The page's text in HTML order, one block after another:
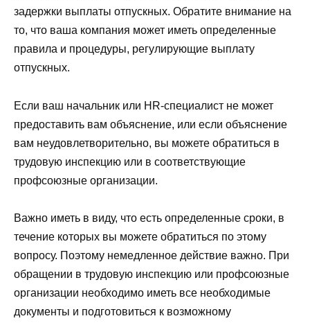
задержки выплаты отпускных. Обратите внимание на
то, что ваша компания может иметь определенные
правила и процедуры, регулирующие выплату
отпускных.
Если ваш начальник или HR-специалист не может
предоставить вам объяснение, или если объяснение
вам неудовлетворительно, вы можете обратиться в
трудовую инспекцию или в соответствующие
профсоюзные организации.
Важно иметь в виду, что есть определенные сроки, в
течение которых вы можете обратиться по этому
вопросу. Поэтому немедленное действие важно. При
обращении в трудовую инспекцию или профсоюзные
организации необходимо иметь все необходимые
документы и подготовиться к возможному